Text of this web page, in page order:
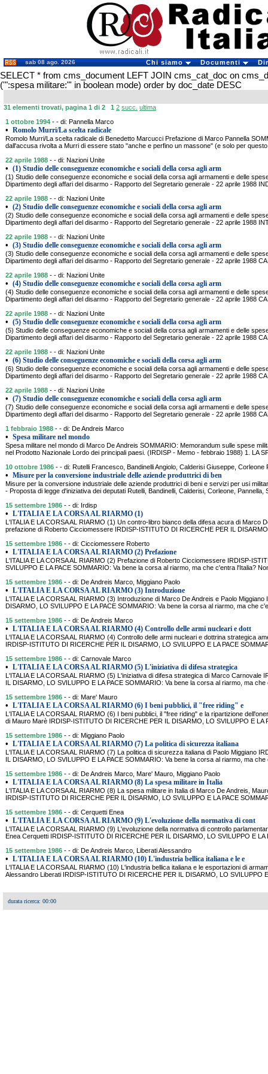
sab 08 ago. 2026 Chi siamo Documenti
SELECT * from cms_document LEFT JOIN cms_cat_doc on
('":spesa militare:"' in boolean mode) order by doc_date DESC
31 elementi trovati, pagina 1 di 2 1 2 succ. ultima
1 ottobre 1994 - - di: Pannella Marco
• Romolo Murri/La scelta radicale
Romolo Murri/La scelta radicale di Benedetto Marcucci Prefazione di Marco Pannella
dall'accusa rivolta a Murri di essere stato "anche e perfino un massone" (e solo per
22 aprile 1988 - - di: Nazioni Unite
• (1) Studio delle conseguenze economiche e sociali della corsa agli arm
(1) Studio delle conseguenze economiche e sociali della corsa agli armamenti e delle
Dipartimento degli affari del disarmo - Rapporto del Segretario generale - 22 aprile 1988
22 aprile 1988 - - di: Nazioni Unite
• (2) Studio delle conseguenze economiche e sociali della corsa agli arm
(2) Studio delle conseguenze economiche e sociali della corsa agli armamenti e delle
Dipartimento degli affari del disarmo - Rapporto del Segretario generale - 22 aprile 1988
22 aprile 1988 - - di: Nazioni Unite
• (3) Studio delle conseguenze economiche e sociali della corsa agli arm
(3) Studio delle conseguenze economiche e sociali della corsa agli armamenti e delle
Dipartimento degli affari del disarmo - Rapporto del Segretario generale - 22 aprile 1988
22 aprile 1988 - - di: Nazioni Unite
• (4) Studio delle conseguenze economiche e sociali della corsa agli arm
(4) Studio delle conseguenze economiche e sociali della corsa agli armamenti e delle
Dipartimento degli affari del disarmo - Rapporto del Segretario generale - 22 aprile 1988
22 aprile 1988 - - di: Nazioni Unite
• (5) Studio delle conseguenze economiche e sociali della corsa agli arm
(5) Studio delle conseguenze economiche e sociali della corsa agli armamenti e delle
Dipartimento degli affari del disarmo - Rapporto del Segretario generale - 22 aprile 1988
22 aprile 1988 - - di: Nazioni Unite
• (6) Studio delle conseguenze economiche e sociali della corsa agli arm
(6) Studio delle conseguenze economiche e sociali della corsa agli armamenti e delle
Dipartimento degli affari del disarmo - Rapporto del Segretario generale - 22 aprile 1988
22 aprile 1988 - - di: Nazioni Unite
• (7) Studio delle conseguenze economiche e sociali della corsa agli arm
(7) Studio delle conseguenze economiche e sociali della corsa agli armamenti e delle
Dipartimento degli affari del disarmo - Rapporto del Segretario generale - 22 aprile 1988
1 febbraio 1988 - - di: De Andreis Marco
• Spesa militare nel mondo
Spesa militare nel mondo di Marco De Andreis SOMMARIO: Memorandum sulle spese
nel Prodotto Nazionale Lordo dei principali paesi. (IRDISP - Memo - febbraio 1988) 1. LA
10 ottobre 1986 - - di: Rutelli Francesco, Bandinelli Angiolo, Calderisi Giuseppe,
• Misure per la conversione industriale delle aziende produttrici di ben
Misure per la conversione industriale delle aziende produttrici di beni e servizi per usi
- Proposta di legge d'iniziativa dei deputati Rutelli, Bandinelli, Calderisi, Corleone, Pannella,
15 settembre 1986 - - di: Irdisp
• L'ITALIA E LA CORSA AL RIARMO (1)
L'ITALIA E LA CORSA AL RIARMO (1) Un contro-libro bianco della difesa acura di Marco
prefazione di Roberto Cicciomessere IRDISP-ISTITUTO DI RICERCHE PER IL
15 settembre 1986 - - di: Cicciomessere Roberto
• L'ITALIA E LA CORSA AL RIARMO (2) Prefazione
L'ITALIA E LA CORSA AL RIARMO (2) Prefazione di Roberto Cicciomessere IRDISP-
SVILUPPO E LA PACE SOMMARIO: Va bene la corsa al riarmo, ma che c'entra l'Italia?
15 settembre 1986 - - di: De Andreis Marco, Miggiano Paolo
• L'ITALIA E LA CORSA AL RIARMO (3) Introduzione
L'ITALIA E LA CORSA AL RIARMO (3) Introduzione di Marco De Andreis e Paolo
DISARMO, LO SVILUPPO E LA PACE SOMMARIO: Va bene la corsa al riarmo, ma che
15 settembre 1986 - - di: De Andreis Marco
• L'ITALIA E LA CORSA AL RIARMO (4) Controllo delle armi nucleari e dott
L'ITALIA E LA CORSA AL RIARMO (4) Controllo delle armi nucleari e dottrina strategica
IRDISP-ISTITUTO DI RICERCHE PER IL DISARMO, LO SVILUPPO E LA PACE
15 settembre 1986 - - di: Carnovale Marco
• L'ITALIA E LA CORSA AL RIARMO (5) L'iniziativa di difesa strategica
L'ITALIA E LA CORSA AL RIARMO (5) L'iniziativa di difesa strategica di Marco Carnovale
IL DISARMO, LO SVILUPPO E LA PACE SOMMARIO: Va bene la corsa al riarmo, ma
15 settembre 1986 - - di: Mare' Mauro
• L'ITALIA E LA CORSA AL RIARMO (6) I beni pubblici, il "free riding" e
L'ITALIA E LA CORSA AL RIARMO (6) I beni pubblici, il "free riding" e la ripartizione
di Mauro Marè IRDISP-ISTITUTO DI RICERCHE PER IL DISARMO, LO SVILUPPO E LA
15 settembre 1986 - - di: Miggiano Paolo
• L'ITALIA E LA CORSA AL RIARMO (7) La politica di sicurezza italiana
L'ITALIA E LA CORSA AL RIARMO (7) La politica di sicurezza italiana di Paolo Miggiano
IL DISARMO, LO SVILUPPO E LA PACE SOMMARIO: Va bene la corsa al riarmo, ma
15 settembre 1986 - - di: De Andreis Marco, Mare' Mauro, Miggiano Paolo
• L'ITALIA E LA CORSA AL RIARMO (8) La spesa militare in Italia
L'ITALIA E LA CORSA AL RIARMO (8) La spesa militare in Italia di Marco De Andreis,
IRDISP-ISTITUTO DI RICERCHE PER IL DISARMO, LO SVILUPPO E LA PACE
15 settembre 1986 - - di: Cerquetti Enea
• L'ITALIA E LA CORSA AL RIARMO (9) L'evoluzione della normativa di cont
L'ITALIA E LA CORSA AL RIARMO (9) L'evoluzione della normativa di controllo
Enea Cerquetti IRDISP-ISTITUTO DI RICERCHE PER IL DISARMO, LO SVILUPPO E
15 settembre 1986 - - di: De Andreis Marco, Liberati Alessandro
• L'ITALIA E LA CORSA AL RIARMO (10) L'industria bellica italiana e le e
L'ITALIA E LA CORSA AL RIARMO (10) L'industria bellica italiana e le esportazioni di
Alessandro Liberati IRDISP-ISTITUTO DI RICERCHE PER IL DISARMO, LO SVILUPPO
durata ricerca: 00:00